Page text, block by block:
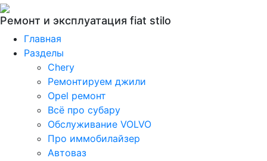
Ремонт и эксплуатация fiat stilo
Главная
Разделы
Chery
Ремонтируем джили
Opel ремонт
Всё про субару
Обслуживание VOLVO
Про иммобилайзер
Автоваз